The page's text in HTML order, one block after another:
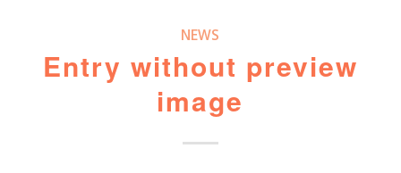
NEWS
Entry without preview
image